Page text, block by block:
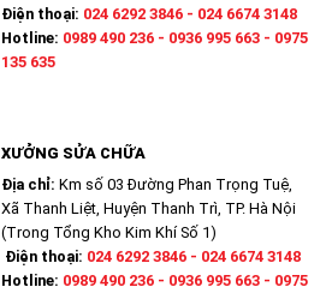
Điện thoại: 024 6292 3846 - 024 6674 3148
Hotline: 0989 490 236 - 0936 995 663 - 0975
135 635
XƯỞNG SỬA CHỮA
Địa chỉ: Km số 03 Đường Phan Trọng Tuệ,
Xã Thanh Liệt, Huyện Thanh Trì, TP. Hà Nội
(Trong Tổng Kho Kim Khí Số 1)
Điện thoại: 024 6292 3846 - 024 6674 3148
Hotline: 0989 490 236 - 0936 995 663 - 0975